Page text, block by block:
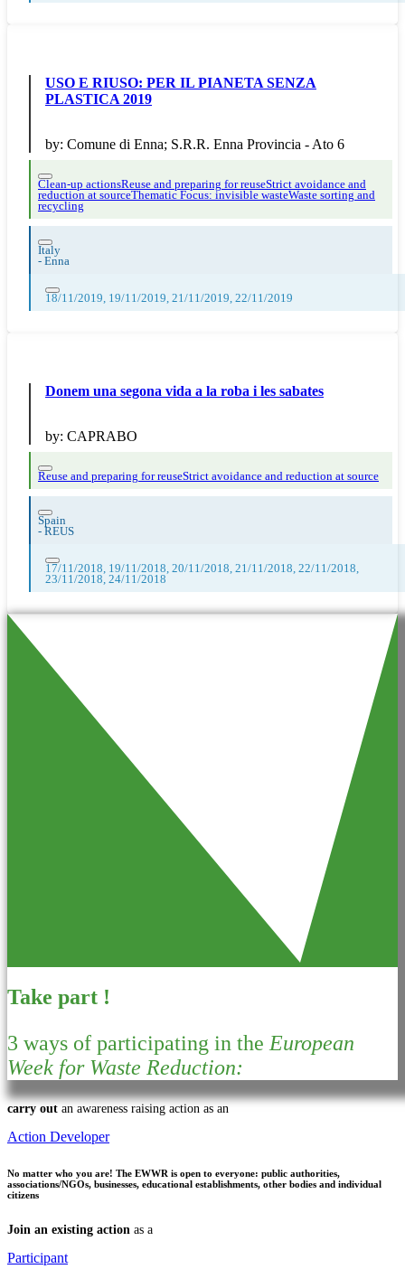
USO E RIUSO: PER IL PIANETA SENZA
PLASTICA 2019
by: Comune di Enna; S.R.R. Enna Provincia - Ato 6
Clean-up actionsReuse and preparing for reuseStrict avoidance and
reduction at sourceThematic Focus: invisible wasteWaste sorting and
recycling
Italy
- Enna
18/11/2019, 19/11/2019, 21/11/2019, 22/11/2019
Donem una segona vida a la roba i les sabates
by: CAPRABO
Reuse and preparing for reuseStrict avoidance and reduction at source
Spain
- REUS
17/11/2018, 19/11/2018, 20/11/2018, 21/11/2018, 22/11/2018,
23/11/2018, 24/11/2018
Take part !
3 ways of participating in the European
Week for Waste Reduction:
carry out an awareness raising action as an
Action Developer
No matter who you are! The EWWR is open to everyone: public authorities,
associations/NGOs, businesses, educational establishments, other bodies and individual
citizens
Join an existing action as a
Participant